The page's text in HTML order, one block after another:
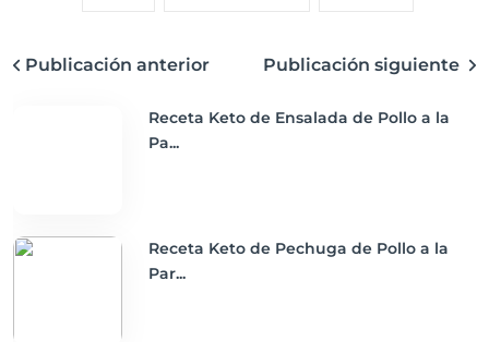
Publicación anterior Publicación siguiente
Receta Keto de Ensalada de Pollo a la
Pa...
Receta Keto de Pechuga de Pollo a la
Par...